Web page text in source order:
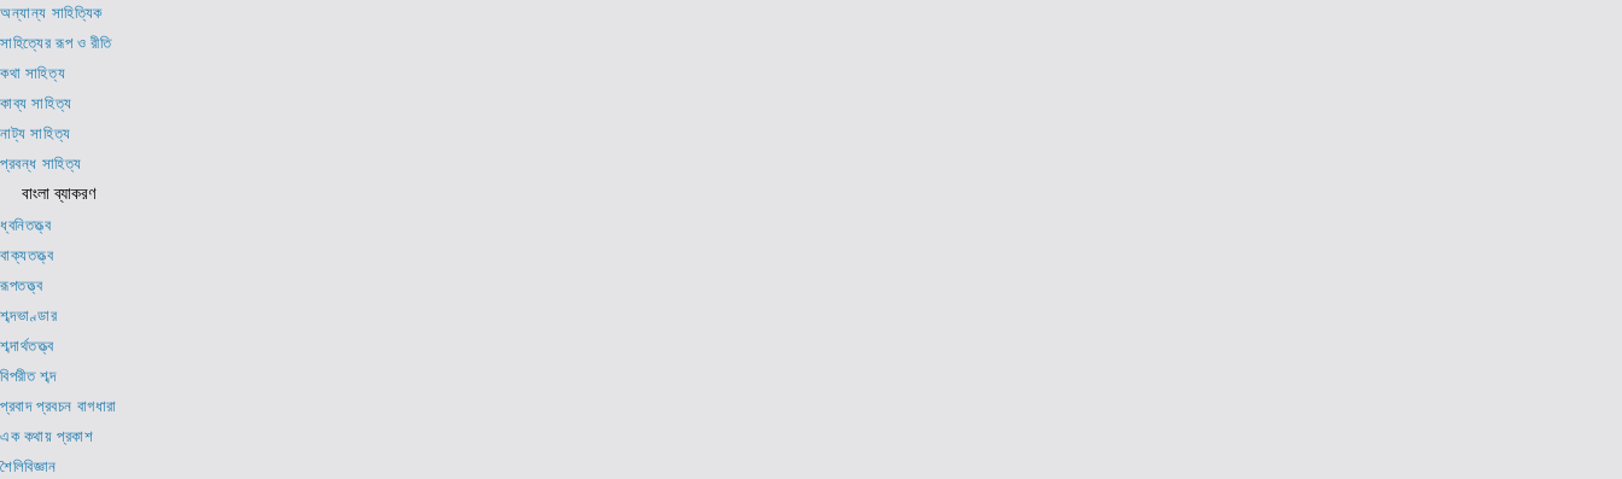
অন্যান্য সাহিত্যিক
সাহিত্যের রূপ ও রীতি
কথা সাহিত্য
কাব্য সাহিত্য
নাট্য সাহিত্য
প্রবন্ধ সাহিত্য
বাংলা ব্যাকরণ
ধ্বনিতত্ত্ব
বাক্যতত্ত্ব
রূপতত্ত্ব
শব্দভাণ্ডার
শব্দার্থতত্ত্ব
বিপরীত শব্দ
প্রবাদ প্রবচন বাগধারা
এক কথায় প্রকাশ
শৈলিবিজ্ঞান